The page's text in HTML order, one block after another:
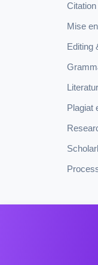
Mise
Editing
Plagiat